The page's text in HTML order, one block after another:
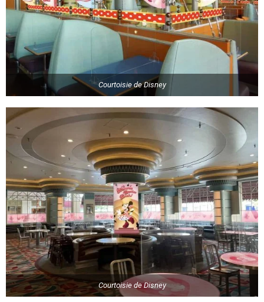
Courtoisie de Disney
Courtoisie de Disney